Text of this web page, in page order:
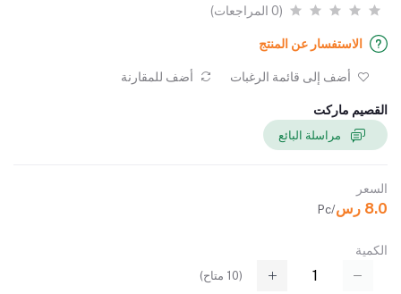
(0 المراجعات)
الاستفسار عن المنتج
أضف إلى قائمة الرغبات أضف للمقارنة
القصيم ماركت
السعر
8.0 رس /Pc
الكمية
(
10 متاح)